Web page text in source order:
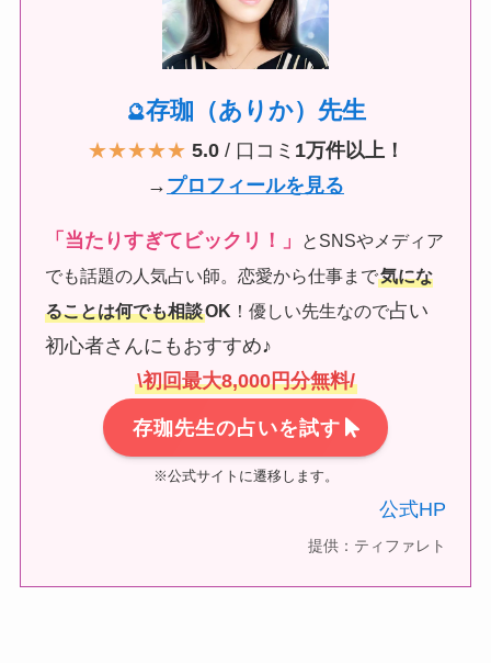
🔮存珈（ありか）先生
★★★★★ 5.0/ 口コミ 1万件以上！
→ プロフィールを見る
「当たりすぎてビックリ！」
とSNSやメディア
でも話題の人気占い師。恋愛から仕事まで気にな
ることは何でも相談OK ！優しい先生なので占い
初心者さんにもおすすめ♪
\初回最大8,000円分無料/
存珈先生の占いを試す
※公式サイトに遷移します。
公式HP
提供：ティファレト